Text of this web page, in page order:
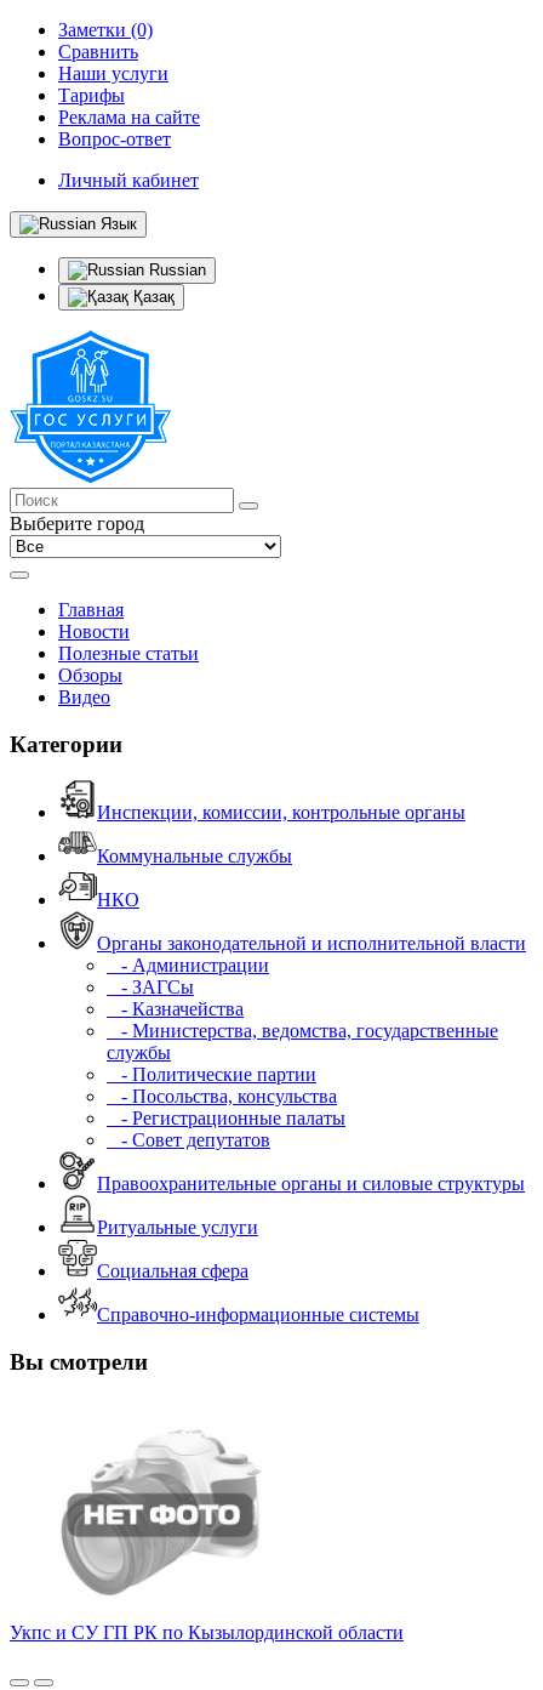
Заметки (0)
Сравнить
Наши услуги
Тарифы
Реклама на сайте
Вопрос-ответ
Личный кабинет
Язык
Russian
Қазақ
Выберите город
Главная
Новости
Полезные статьи
Обзоры
Видео
Категории
Инспекции, комиссии, контрольные органы
Коммунальные службы
НКО
Органы законодательной и исполнительной власти
- Администрации
- ЗАГСы
- Казначейства
- Министерства, ведомства, государственные
службы
- Политические партии
- Посольства, консульства
- Регистрационные палаты
- Совет депутатов
Правоохранительные органы и силовые структуры
Ритуальные услуги
Социальная сфера
Справочно-информационные системы
Вы смотрели
Укпс и СУ ГП РК по Кызылординской области